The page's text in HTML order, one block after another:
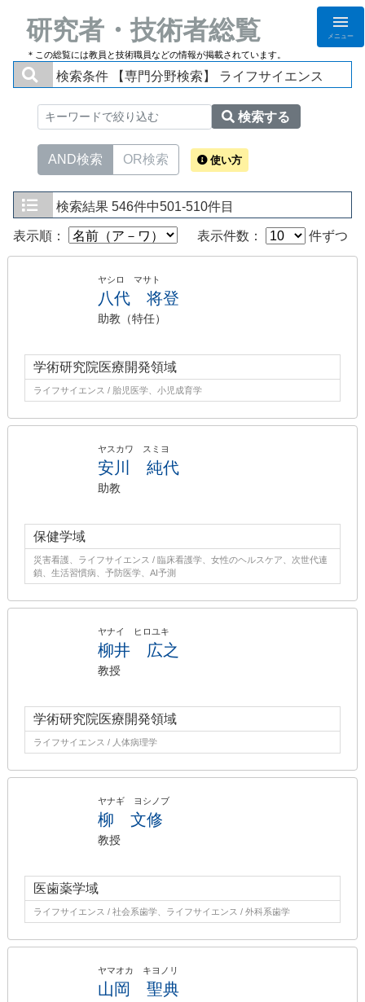
研究者・技術者総覧
＊この総覧には教員と技術職員などの情報が掲載されています。
メニュー
検索条件 【専門分野検索】 ライフサイエンス
検索する
AND検索 OR検索 使い方
検索結果 546件中501-510件目
表示順： 表示件数： 件ずつ
ヤシロ マサト
八代 将登
助教（特任）
学術研究院医療開発領域
ライフサイエンス / 胎児医学、小児成育学
ヤスカワ スミヨ
安川 純代
助教
保健学域
災害看護、ライフサイエンス / 臨床看護学、女性のヘルスケア、次世代連
鎖、生活習慣病、予防医学、AI予測
ヤナイ ヒロユキ
柳井 広之
教授
学術研究院医療開発領域
ライフサイエンス / 人体病理学
ヤナギ ヨシノブ
柳 文修
教授
医歯薬学域
ライフサイエンス / 社会系歯学、ライフサイエンス / 外科系歯学
ヤマオカ キヨノリ
山岡 聖典